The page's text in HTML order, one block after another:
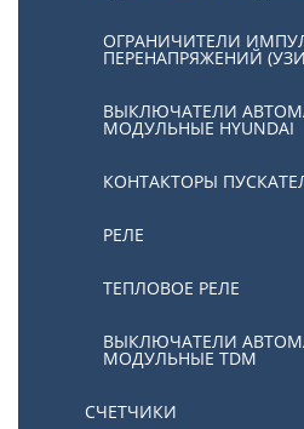
ОГРАНИЧИТЕЛИ
ПЕРЕНАПРЯЖЕНИЙ
ВЫКЛЮЧАТЕЛИ
МОДУЛЬНЫЕ HYUNDAI
КОНТАКТОРЫ
РЕЛЕ
ТЕПЛОВОЕ РЕЛЕ
ВЫКЛЮЧАТЕЛИ
МОДУЛЬНЫЕ TDM
СЧЕТЧИКИ